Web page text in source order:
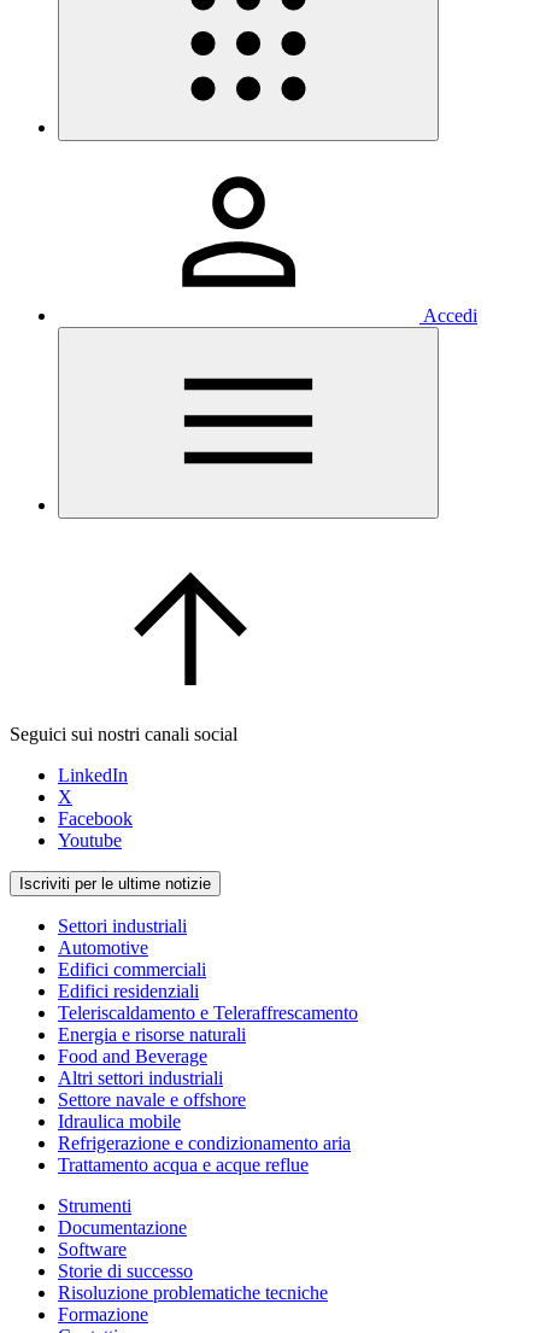
Accedi
Seguici sui nostri canali social
LinkedIn
X
Facebook
Youtube
Iscriviti per le ultime notizie
Settori industriali
Automotive
Edifici commerciali
Edifici residenziali
Teleriscaldamento e Teleraffrescamento
Energia e risorse naturali
Food and Beverage
Altri settori industriali
Settore navale e offshore
Idraulica mobile
Refrigerazione e condizionamento aria
Trattamento acqua e acque reflue
Strumenti
Documentazione
Software
Storie di successo
Risoluzione problematiche tecniche
Formazione